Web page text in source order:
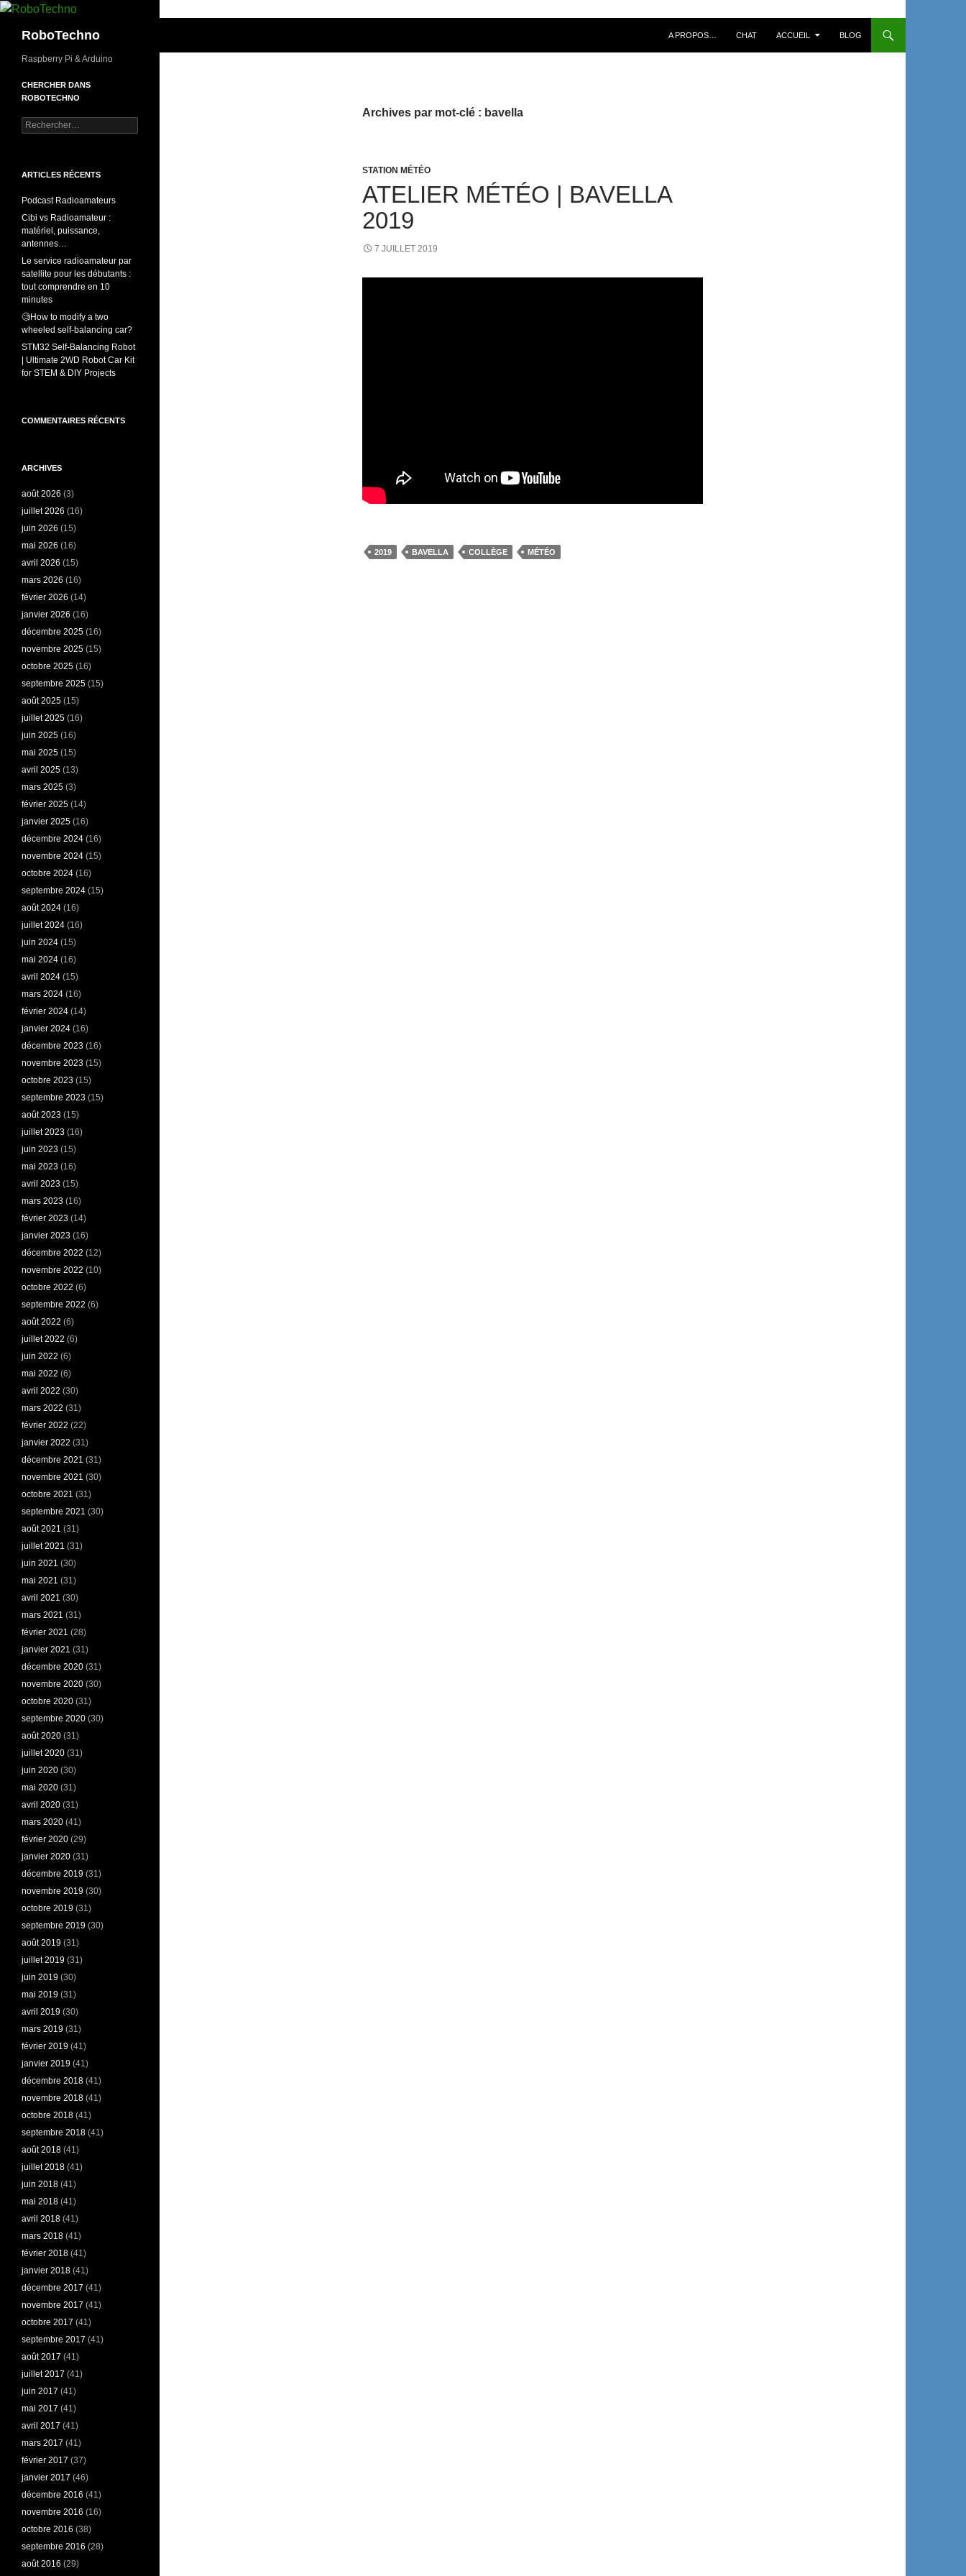
Aller
contenuRoboTechno A PROPOS… CHAT ACCUEIL BLOG
Archives par mot-clé : bavella
STATION MÉTÉO
ATELIER MÉTÉO | BAVELLA
2019
7 JUILLET 2019
2019 BAVELLA COLLÈGE MÉTÉO
Raspberry Pi & Arduino
CHERCHER DANS
ROBOTECHNO
Rechercher :
ARTICLES RÉCENTS
Podcast Radioamateurs
Cibi vs Radioamateur :
matériel, puissance,
antennes…
Le service radioamateur par
satellite pour les débutants :
tout comprendre en 10
minutes
🧐How to modify a two
wheeled self-balancing car?
STM32 Self-Balancing Robot
| Ultimate 2WD Robot Car Kit
for STEM & DIY Projects
COMMENTAIRES RÉCENTS
ARCHIVES
août 2026 (3)
juillet 2026 (16)
juin 2026 (15)
mai 2026 (16)
avril 2026 (15)
mars 2026 (16)
février 2026 (14)
janvier 2026 (16)
décembre 2025 (16)
novembre 2025 (15)
octobre 2025 (16)
septembre 2025 (15)
août 2025 (15)
juillet 2025 (16)
juin 2025 (16)
mai 2025 (15)
avril 2025 (13)
mars 2025 (3)
février 2025 (14)
janvier 2025 (16)
décembre 2024 (16)
novembre 2024 (15)
octobre 2024 (16)
septembre 2024 (15)
août 2024 (16)
juillet 2024 (16)
juin 2024 (15)
mai 2024 (16)
avril 2024 (15)
mars 2024 (16)
février 2024 (14)
janvier 2024 (16)
décembre 2023 (16)
novembre 2023 (15)
octobre 2023 (15)
septembre 2023 (15)
août 2023 (15)
juillet 2023 (16)
juin 2023 (15)
mai 2023 (16)
avril 2023 (15)
mars 2023 (16)
février 2023 (14)
janvier 2023 (16)
décembre 2022 (12)
novembre 2022 (10)
octobre 2022 (6)
septembre 2022 (6)
août 2022 (6)
juillet 2022 (6)
juin 2022 (6)
mai 2022 (6)
avril 2022 (30)
mars 2022 (31)
février 2022 (22)
janvier 2022 (31)
décembre 2021 (31)
novembre 2021 (30)
octobre 2021 (31)
septembre 2021 (30)
août 2021 (31)
juillet 2021 (31)
juin 2021 (30)
mai 2021 (31)
avril 2021 (30)
mars 2021 (31)
février 2021 (28)
janvier 2021 (31)
décembre 2020 (31)
novembre 2020 (30)
octobre 2020 (31)
septembre 2020 (30)
août 2020 (31)
juillet 2020 (31)
juin 2020 (30)
mai 2020 (31)
avril 2020 (31)
mars 2020 (41)
février 2020 (29)
janvier 2020 (31)
décembre 2019 (31)
novembre 2019 (30)
octobre 2019 (31)
septembre 2019 (30)
août 2019 (31)
juillet 2019 (31)
juin 2019 (30)
mai 2019 (31)
avril 2019 (30)
mars 2019 (31)
février 2019 (41)
janvier 2019 (41)
décembre 2018 (41)
novembre 2018 (41)
octobre 2018 (41)
septembre 2018 (41)
août 2018 (41)
juillet 2018 (41)
juin 2018 (41)
mai 2018 (41)
avril 2018 (41)
mars 2018 (41)
février 2018 (41)
janvier 2018 (41)
décembre 2017 (41)
novembre 2017 (41)
octobre 2017 (41)
septembre 2017 (41)
août 2017 (41)
juillet 2017 (41)
juin 2017 (41)
mai 2017 (41)
avril 2017 (41)
mars 2017 (41)
février 2017 (37)
janvier 2017 (46)
décembre 2016 (41)
novembre 2016 (16)
octobre 2016 (38)
septembre 2016 (28)
août 2016 (29)